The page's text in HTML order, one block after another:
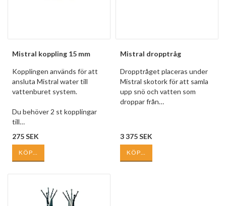
Mistral koppling 15 mm
Kopplingen används för att
ansluta Mistral water till
vattenburet system.
Du behöver 2 st kopplingar
till…
275 SEK
KÖP…
Mistral dropptråg
Dropptråget placeras under
Mistral skotork för att samla
upp snö och vatten som
droppar från…
3 375 SEK
KÖP…